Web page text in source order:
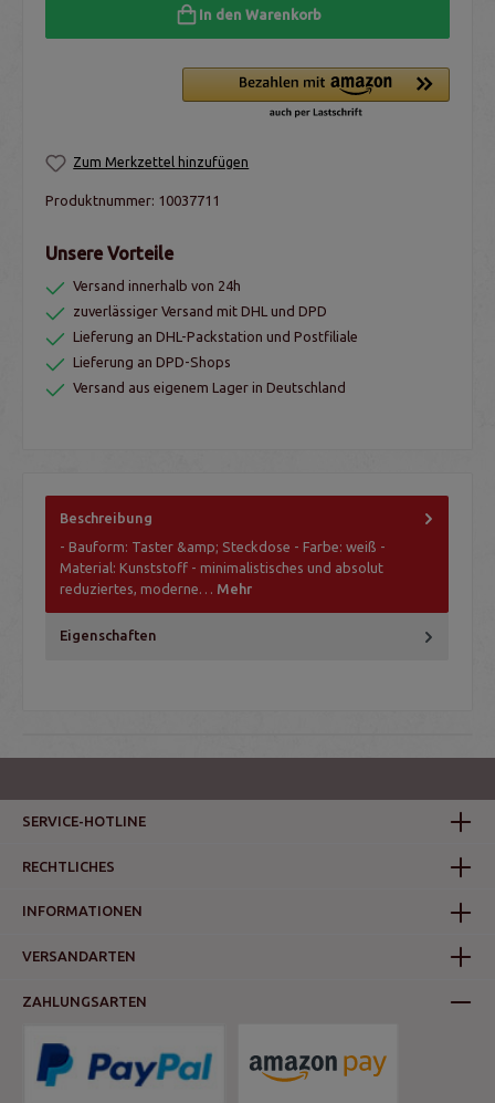
In den Warenkorb
Zum Merkzettel hinzufügen
Produktnummer: 10037711
Unsere Vorteile
Versand innerhalb von 24h
zuverlässiger Versand mit DHL und DPD
Lieferung an DHL-Packstation und Postfiliale
Lieferung an DPD-Shops
Versand aus eigenem Lager in Deutschland
Beschreibung
- Bauform: Taster &amp; Steckdose - Farbe: weiß -
Material: Kunststoff - minimalistisches und absolut
reduziertes, moderne… Mehr
Eigenschaften
SERVICE-HOTLINE
RECHTLICHES
INFORMATIONEN
VERSANDARTEN
ZAHLUNGSARTEN